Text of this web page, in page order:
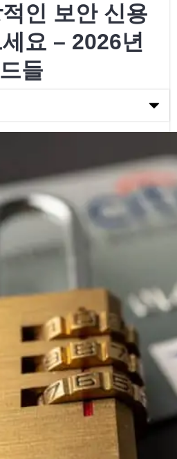
인 보안 신용
요 – 2026년
들
드를 찾으세요 – 2026년의 1위 브랜
신용카드
하고 선택하기